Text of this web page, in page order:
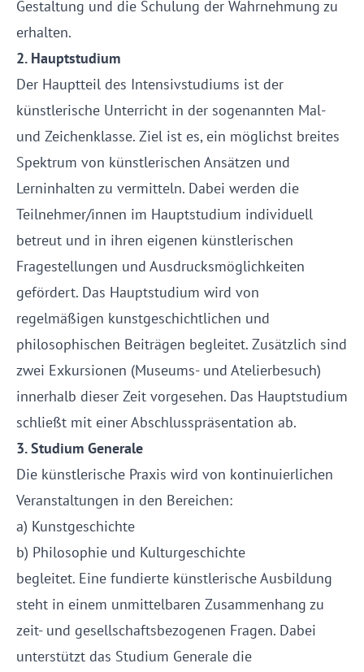
Gestaltung und die Schulung der Wahrnehmung zu
erhalten.
2. Hauptstudium
Der Hauptteil des Intensivstudiums ist der
künstlerische Unterricht in der sogenannten Mal-
und Zeichenklasse. Ziel ist es, ein möglichst breites
Spektrum von künstlerischen Ansätzen und
Lerninhalten zu vermitteln. Dabei werden die
Teilnehmer/innen im Hauptstudium individuell
betreut und in ihren eigenen künstlerischen
Fragestellungen und Ausdrucksmöglichkeiten
gefördert. Das Hauptstudium wird von
regelmäßigen kunstgeschichtlichen und
philosophischen Beiträgen begleitet. Zusätzlich sind
zwei Exkursionen (Museums- und Atelierbesuch)
innerhalb dieser Zeit vorgesehen. Das Hauptstudium
schließt mit einer Abschlusspräsentation ab.
3. Studium Generale
Die künstlerische Praxis wird von kontinuierlichen
Veranstaltungen in den Bereichen:
a) Kunstgeschichte
b) Philosophie und Kulturgeschichte
begleitet. Eine fundierte künstlerische Ausbildung
steht in einem unmittelbaren Zusammenhang zu
zeit- und gesellschaftsbezogenen Fragen. Dabei
unterstützt das Studium Generale die